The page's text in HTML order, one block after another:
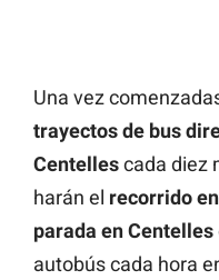
Una vez
trayectos de bus
Centellescada diez
harán el recorrido
parada en Centelles
autobús cada hora